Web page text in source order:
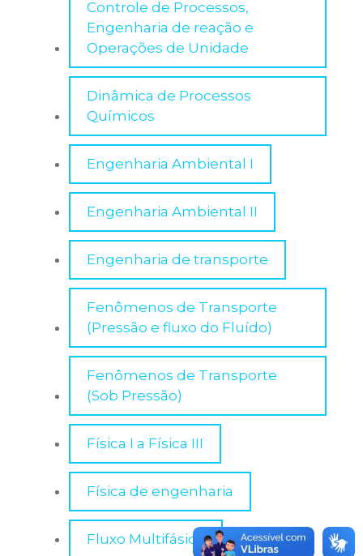
EDITAL
FAÇA SUA INSCRIÇÃO
RESULTADO VESTIBULAR
INSCRIÇÕES ENEM
PROUNI
ARQUITETURA E URBANISMO
CIÊNCIAS CONTÁBEIS
DESIGN DE MODA
DIREITO
ENGENHARIA CIVIL
ENGENHARIA DA COMPUTAÇÃO
ENGENHARIA DE PRODUÇÃO
ENGENHARIA MECÂNICA
MBA EM GESTÃO ESTRATÉGICA DE PESSOAS
MBA EM LIDERANÇA & PERFORMANCE COM IA
MBA EM LIDERANÇA EM EQUIPES E INOVAÇÃO
Controle de Processos,
Engenharia de reação e
Operações de Unidade
Dinâmica de Processos
Químicos
Engenharia Ambiental I
Engenharia Ambiental II
Engenharia de transporte
Fenômenos de Transporte
(Pressão e fluxo do Fluído)
Fenômenos de Transporte
(Sob Pressão)
Física I a Física III
Física de engenharia
Fluxo Multifásico